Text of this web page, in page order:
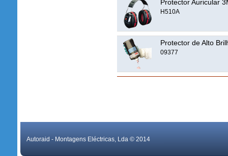
Protector Auricular
H510A
Protector de Alto
09377
Autoraid - Montagens Eléctricas, Lda © 2014